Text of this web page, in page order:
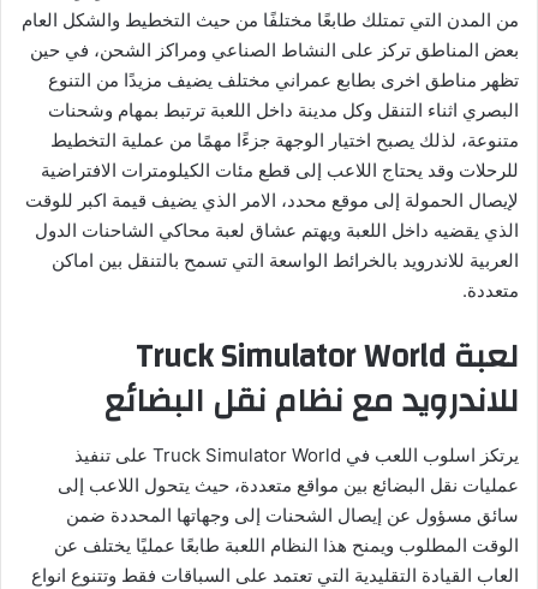
من المدن التي تمتلك طابعًا مختلفًا من حيث التخطيط والشكل العام
بعض المناطق تركز على النشاط الصناعي ومراكز الشحن، في حين
تظهر مناطق اخرى بطابع عمراني مختلف يضيف مزيدًا من التنوع
البصري اثناء التنقل وكل مدينة داخل اللعبة ترتبط بمهام وشحنات
متنوعة، لذلك يصبح اختيار الوجهة جزءًا مهمًا من عملية التخطيط
للرحلات وقد يحتاج اللاعب إلى قطع مئات الكيلومترات الافتراضية
لإيصال الحمولة إلى موقع محدد، الامر الذي يضيف قيمة اكبر للوقت
الذي يقضيه داخل اللعبة ويهتم عشاق لعبة محاكي الشاحنات الدول
العربية للاندرويد بالخرائط الواسعة التي تسمح بالتنقل بين اماكن
متعددة.
لعبة Truck Simulator World
للاندرويد مع نظام نقل البضائع
يرتكز اسلوب اللعب في Truck Simulator World على تنفيذ
عمليات نقل البضائع بين مواقع متعددة، حيث يتحول اللاعب إلى
سائق مسؤول عن إيصال الشحنات إلى وجهاتها المحددة ضمن
الوقت المطلوب ويمنح هذا النظام اللعبة طابعًا عمليًا يختلف عن
العاب القيادة التقليدية التي تعتمد على السباقات فقط وتتنوع انواع